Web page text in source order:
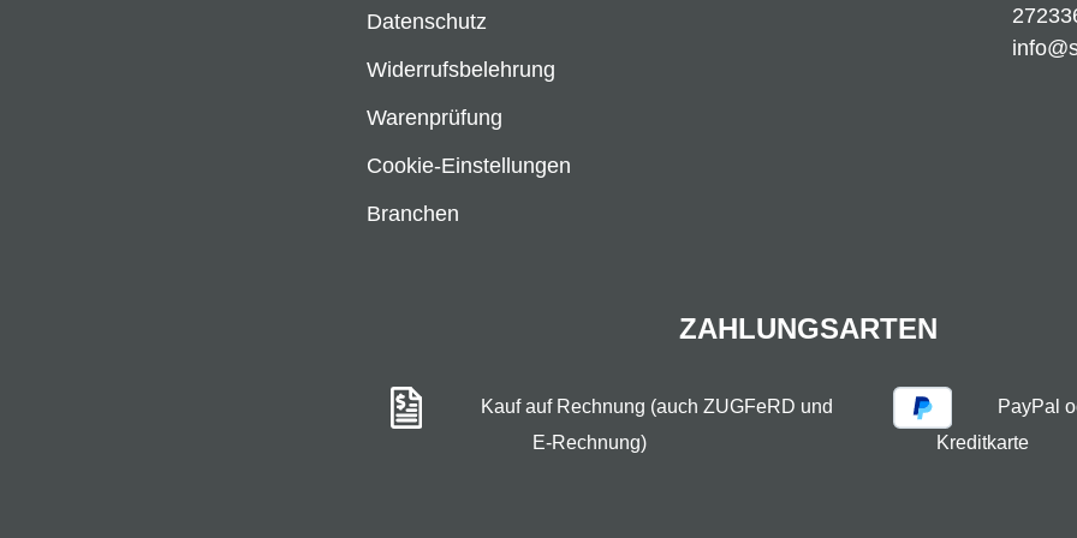
Datenschutz
Widerrufsbelehrung
Warenprüfung
Cookie-Einstellungen
Branchen
ZAHLUNGSARTEN
Kauf auf Rechnung (auch ZUGFeRD und
E-Rechnung)
PayPal
Kreditkarte